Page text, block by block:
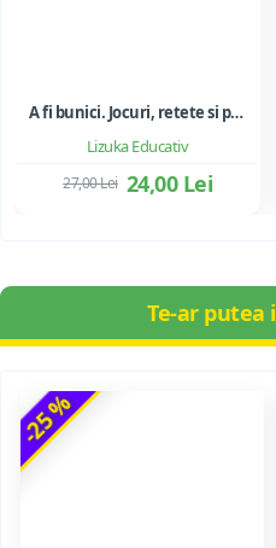
Lizuka Educativ
A fi bunici. Jocuri, retete si povesti pentru a va bucura de timpul petrecut alaturi de nepoti
24,00 Lei
27,00 Lei
Te-ar putea
-25 %